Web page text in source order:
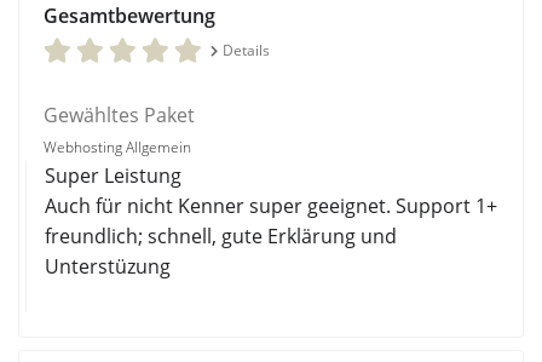
Gesamtbewertung
Details
Gewähltes Paket
Webhosting Allgemein
Super Leistung
Auch für nicht Kenner super geeignet. Support 1+
freundlich; schnell, gute Erklärung und
Unterstüzung